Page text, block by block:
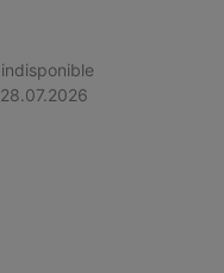
indisponible
28.07.2026